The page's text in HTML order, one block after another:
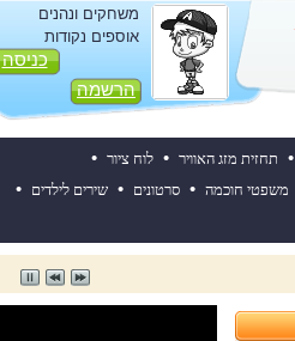
משחקים ונהנים
אוספים נקודות
כניסה
הרשמה
• תחזית מזג האוויר • לוח ציור •
משפטי חוכמה • סרטונים • שירים לילדים •